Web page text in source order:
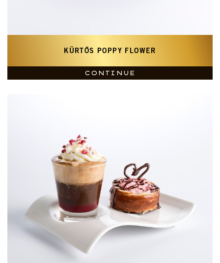
KÜRTŐS POPPY FLOWER
CONTINUE